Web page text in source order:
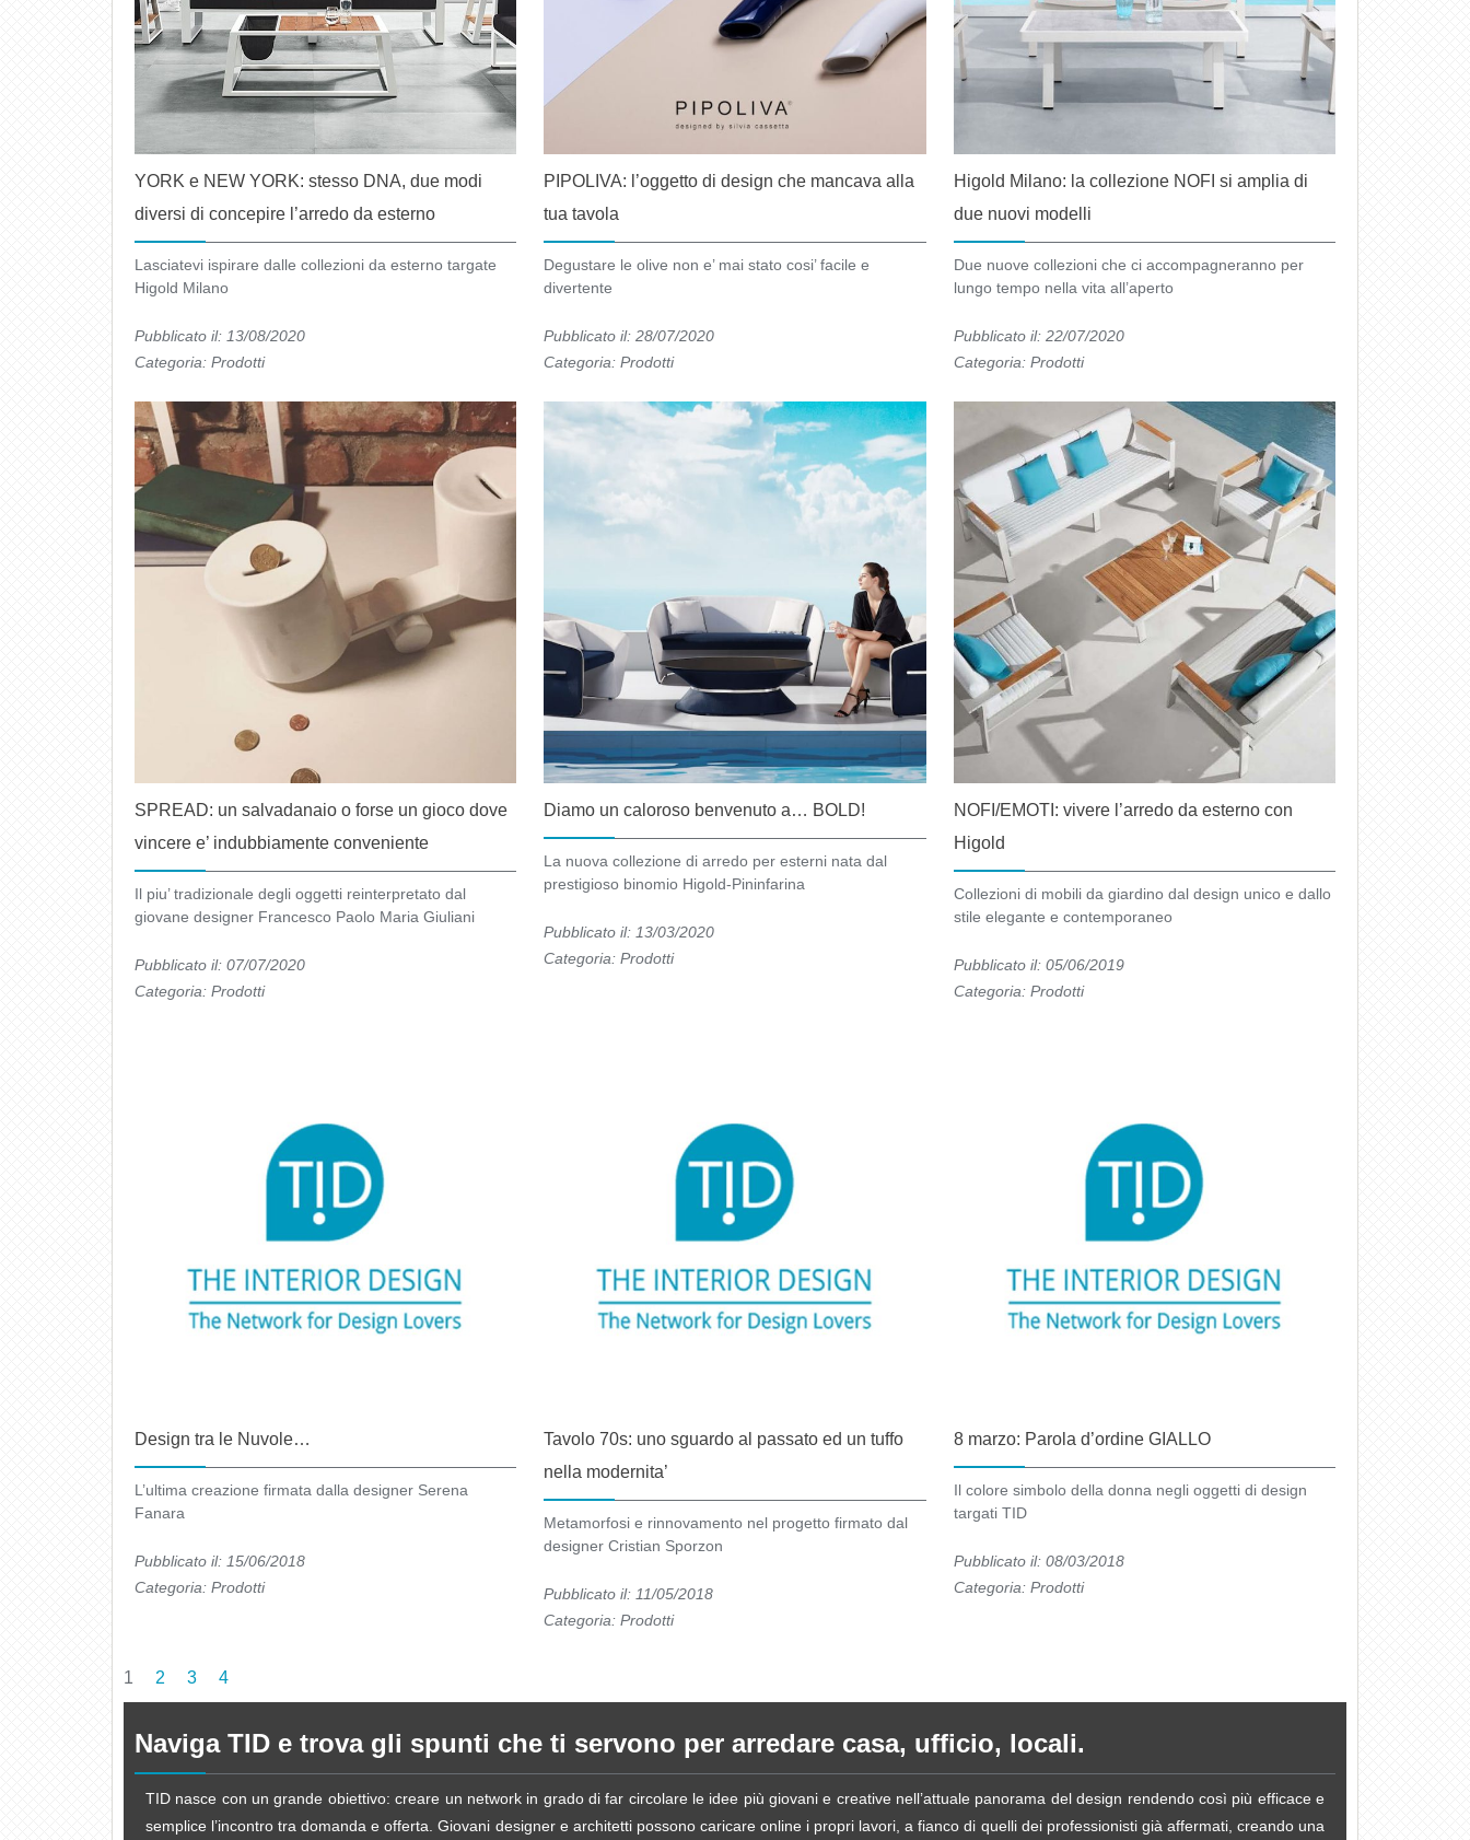
YORK e NEW YORK: stesso DNA, due modi
diversi di concepire l’arredo da esterno
Lasciatevi ispirare dalle collezioni da esterno targate
Higold Milano
Pubblicato il: 13/08/2020
Categoria: Prodotti
PIPOLIVA: l’oggetto di design che mancava alla
tua tavola
Degustare le olive non e’ mai stato cosi’ facile e
divertente
Pubblicato il: 28/07/2020
Categoria:Prodotti
Higold Milano: la collezione NOFI si amplia di
due nuovi modelli
Due nuove collezioni che ci accompagneranno per
lungo tempo nella vita all’aperto
Pubblicato il: 22/07/2020
Categoria: Prodotti
SPREAD: un salvadanaio o forse un gioco dove
vincere e’ indubbiamente conveniente
Il piu’ tradizionale degli oggetti reinterpretato dal
giovane designer Francesco Paolo Maria Giuliani
Pubblicato il: 07/07/2020
Categoria: Prodotti
Diamo un caloroso benvenuto a… BOLD!
La nuova collezione di arredo per esterni nata dal
prestigioso binomio Higold-Pininfarina
Pubblicato il: 13/03/2020
Categoria:Prodotti
NOFI/EMOTI: vivere l’arredo da esterno con
Higold
Collezioni di mobili da giardino dal design unico e dallo
stile elegante e contemporaneo
Pubblicato il: 05/06/2019
Categoria: Prodotti
Design tra le Nuvole…
L’ultima creazione firmata dalla designer Serena
Fanara
Pubblicato il: 15/06/2018
Categoria: Prodotti
Tavolo 70s: uno sguardo al passato ed un tuffo
nella modernita’
Metamorfosi e rinnovamento nel progetto firmato dal
designer Cristian Sporzon
Pubblicato il: 11/05/2018
Categoria:Prodotti
8 marzo: Parola d’ordine GIALLO
Il colore simbolo della donna negli oggetti di design
targati TID
Pubblicato il: 08/03/2018
Categoria: Prodotti
1 2 3 4
Naviga TID e trova gli spunti che ti servono per arredare casa, ufficio, locali.
TID nasce con un grande obiettivo: creare un network in grado di far circolare le idee più giovani e creative nell’attuale panorama del design rendendo così più efficace e
semplice l’incontro tra domanda e offerta. Giovani designer e architetti possono caricare online i propri lavori, a fianco di quelli dei professionisti già affermati, creando una